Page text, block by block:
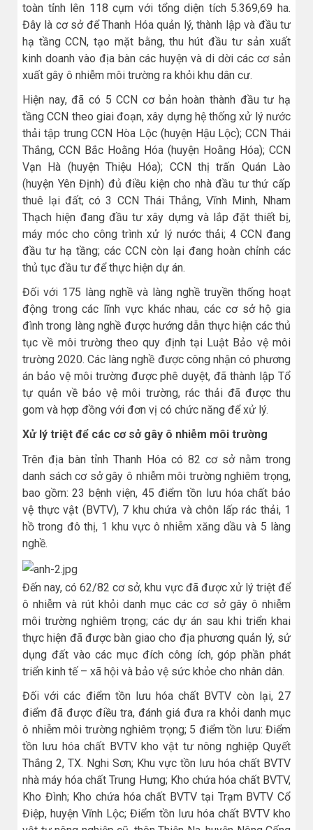
toàn tỉnh lên 118 cụm với tổng diện tích 5.369,69 ha.
Đây là cơ sở để Thanh Hóa quản lý, thành lập và đầu tư
hạ tầng CCN, tạo mặt bằng, thu hút đầu tư sản xuất
kinh doanh vào địa bàn các huyện và di dời các cơ sản
xuất gây ô nhiễm môi trường ra khỏi khu dân cư.
Hiện nay, đã có 5 CCN cơ bản hoàn thành đầu tư hạ
tầng CCN theo giai đoạn, xây dựng hệ thống xử lý nước
thải tập trung CCN Hòa Lộc (huyện Hậu Lộc); CCN Thái
Thắng, CCN Bắc Hoằng Hóa (huyện Hoằng Hóa); CCN
Vạn Hà (huyện Thiệu Hóa); CCN thị trấn Quán Lào
(huyện Yên Định) đủ điều kiện cho nhà đầu tư thứ cấp
thuê lại đất; có 3 CCN Thái Thắng, Vĩnh Minh, Nham
Thạch hiện đang đầu tư xây dựng và lắp đặt thiết bị,
máy móc cho công trình xử lý nước thải; 4 CCN đang
đầu tư hạ tầng; các CCN còn lại đang hoàn chỉnh các
thủ tục đầu tư để thực hiện dự án.
Đối với 175 làng nghề và làng nghề truyền thống hoạt
động trong các lĩnh vực khác nhau, các cơ sở hộ gia
đình trong làng nghề được hướng dẫn thực hiện các thủ
tục về môi trường theo quy định tại Luật Bảo vệ môi
trường 2020. Các làng nghề được công nhận có phương
án bảo vệ môi trường được phê duyệt, đã thành lập Tổ
tự quản về bảo vệ môi trường, rác thải đã được thu
gom và hợp đồng với đơn vị có chức năng để xử lý.
Xử lý triệt để các cơ sở gây ô nhiễm môi trường
Trên địa bàn tỉnh Thanh Hóa có 82 cơ sở nằm trong
danh sách cơ sở gây ô nhiễm môi trường nghiêm trọng,
bao gồm: 23 bệnh viện, 45 điểm tồn lưu hóa chất bảo
vệ thực vật (BVTV), 7 khu chứa và chôn lấp rác thải, 1
hồ trong đô thị, 1 khu vực ô nhiễm xăng dầu và 5 làng
nghề.
Đến nay, có 62/82 cơ sở, khu vực đã được xử lý triệt để
ô nhiễm và rút khỏi danh mục các cơ sở gây ô nhiễm
môi trường nghiêm trọng; các dự án sau khi triển khai
thực hiện đã được bàn giao cho địa phương quản lý, sử
dụng đất vào các mục đích công ích, góp phần phát
triển kinh tế – xã hội và bảo vệ sức khỏe cho nhân dân.
Đối với các điểm tồn lưu hóa chất BVTV còn lại, 27
điểm đã được điều tra, đánh giá đưa ra khỏi danh mục
ô nhiễm môi trường nghiêm trọng; 5 điểm tồn lưu: Điểm
tồn lưu hóa chất BVTV kho vật tư nông nghiệp Quyết
Thắng 2, TX. Nghi Sơn; Khu vực tồn lưu hóa chất BVTV
nhà máy hóa chất Trung Hưng; Kho chứa hóa chất BVTV,
Kho Đình; Kho chứa hóa chất BVTV tại Trạm BVTV Cổ
Điệp, huyện Vĩnh Lộc; Điểm tồn lưu hóa chất BVTV kho